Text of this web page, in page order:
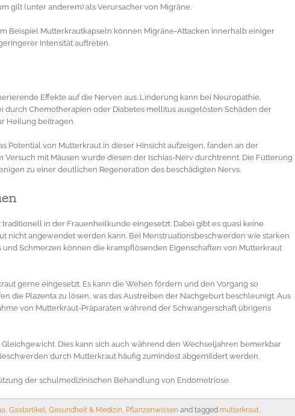
gilt (unter anderem) als Verursacher von Migräne.
Beispiel Mutterkrautkapseln können Migräne-Attacken innerhalb einiger
Intensität auftreten.
Effekte auf die Nerven aus. Linderung kann bei Neuropathie,
durch Chemotherapien oder Diabetes mellitus ausgelösten Schäden der
Heilung beitragen.
Potential von Mutterkraut in dieser Hinsicht aufzeigen, fanden an der
Versuch mit Mäusen wurde diesen der Ischias-Nerv durchtrennt. Die Fütterung
zu einer deutlichen Regeneration des beschädigten Nervs.
in der Frauenheilkunde eingesetzt. Dabei gibt es quasi keine
nicht angewendet werden kann. Bei Menstruationsbeschwerden wie starken
Schmerzen können die krampflösenden Eigenschaften von Mutterkraut
gerne eingesetzt. Es kann die Wehen fördern und den Vorgang so
die Plazenta zu lösen, was das Austreiben der Nachgeburt beschleunigt. Aus
von Mutterkraut-Präparaten während der Schwangerschaft übrigens
Dies kann sich auch während den Wechseljahren bemerkbar
durch Mutterkraut häufig zumindest abgemildert werden.
der schulmedizinischen Behandlung von Endometriose.
, Gastartikel, Gesundheit & Medizin, Pflanzenwissen and tagged mutterkraut.